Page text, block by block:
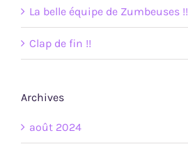
La belle équipe de Zumbeuses !!
Clap de fin !!
Archives
août 2024